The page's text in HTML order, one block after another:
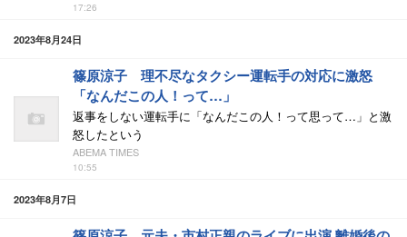
17:26
2023年8月24日
篠原涼子 理不尽なタクシー運転手の対応に激怒
「なんだこの人！って…」
返事をしない運転手に「なんだこの人！って思って…」と激
怒したという
ABEMA TIMES
10:55
2023年8月7日